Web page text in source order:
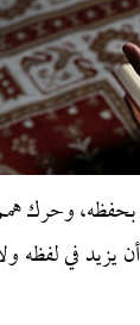
بحفظه، وحرك
في لفظه